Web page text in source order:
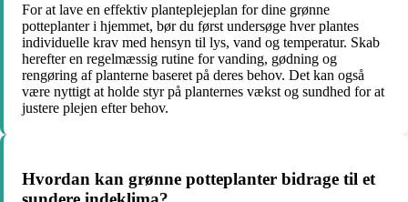
For at lave en effektiv planteplejeplan for dine grønne
potteplanter i hjemmet, bør du først undersøge hver plantes
individuelle krav med hensyn til lys, vand og temperatur. Skab
herefter en regelmæssig rutine for vanding, gødning og
rengøring af planterne baseret på deres behov. Det kan også
være nyttigt at holde styr på planternes vækst og sundhed for at
justere plejen efter behov.
Hvordan kan grønne potteplanter bidrage til et